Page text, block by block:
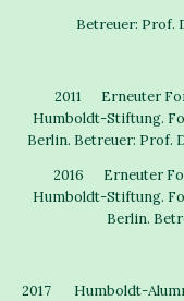
Betreuer: Prof. Dr.
2011 Erneuter
Humboldt-Stiftung.
Berlin. Betreuer: Prof.
2016 Erneuter
Humboldt-Stiftung.
Berlin.
2017 Humboldt-